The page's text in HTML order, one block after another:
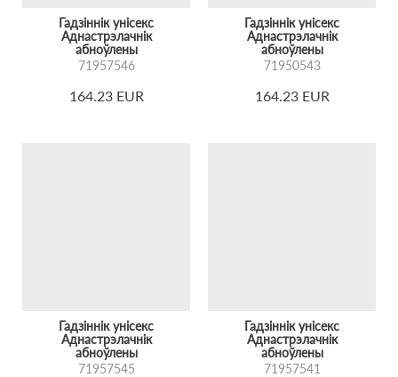
Гадзіннік унісекс
Аднастрэлачнік
абноўлены
71957546
164.23 EUR
Гадзіннік унісекс
Аднастрэлачнік
абноўлены
71950543
164.23 EUR
Гадзіннік унісекс
Аднастрэлачнік
абноўлены
71957545
Гадзіннік унісекс
Аднастрэлачнік
абноўлены
71957541